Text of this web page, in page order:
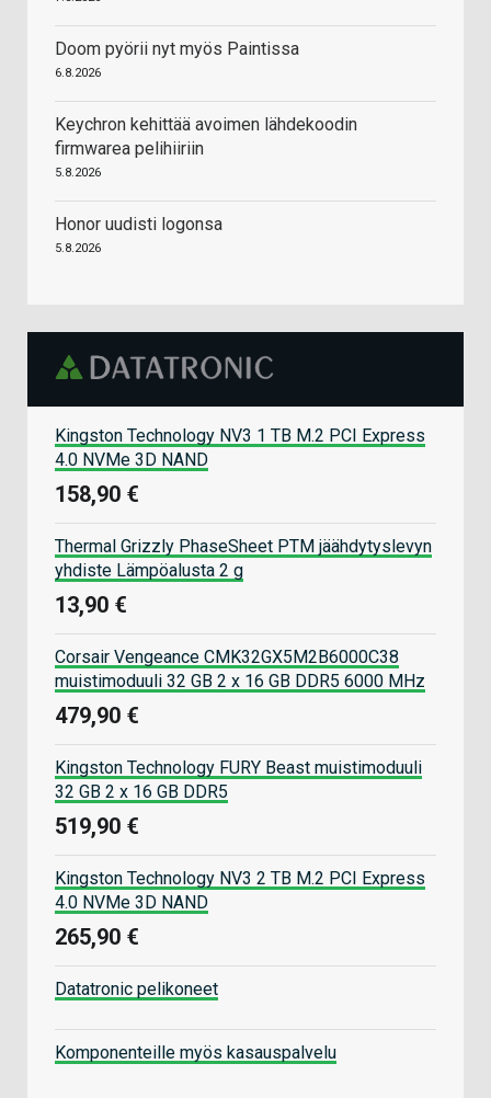
Doom pyörii nyt myös Paintissa
6.8.2026
Keychron kehittää avoimen lähdekoodin
firmwarea pelihiiriin
5.8.2026
Honor uudisti logonsa
5.8.2026
Kingston Technology NV3 1 TB M.2 PCI Express
4.0 NVMe 3D NAND
158,90 €
Thermal Grizzly PhaseSheet PTM jäähdytyslevyn
yhdiste Lämpöalusta 2 g
13,90 €
Corsair Vengeance CMK32GX5M2B6000C38
muistimoduuli 32 GB 2 x 16 GB DDR5 6000 MHz
479,90 €
Kingston Technology FURY Beast muistimoduuli
32 GB 2 x 16 GB DDR5
519,90 €
Kingston Technology NV3 2 TB M.2 PCI Express
4.0 NVMe 3D NAND
265,90 €
Datatronic pelikoneet
Komponenteille myös kasauspalvelu